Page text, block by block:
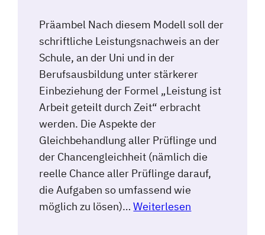
Präambel Nach diesem Modell soll der
schriftliche Leistungsnachweis an der
Schule, an der Uni und in der
Berufsausbildung unter stärkerer
Einbeziehung der Formel „Leistung ist
Arbeit geteilt durch Zeit“ erbracht
werden. Die Aspekte der
Gleichbehandlung aller Prüflinge und
der Chancengleichheit (nämlich die
reelle Chance aller Prüflinge darauf,
die Aufgaben so umfassend wie
möglich zu lösen)…Weiterlesen